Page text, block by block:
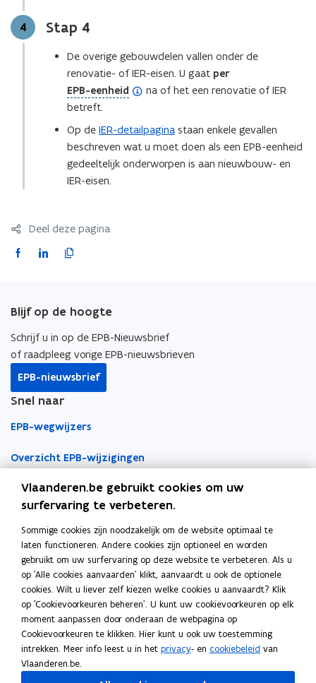
Stap
4 Stap 4
De overige gebouwdelen vallen onder de
renovatie- of IER-eisen. U gaat per
EPB-eenheid
(
o
p
e
n
d
i
i
e
na of het een renovatie of IER
betreft.
Op de IER-detailpagina staan enkele gevallen
beschreven wat u moet doen als een EPB-eenheid
gedeeltelijk onderworpen is aan nieuwbouw- en
IER-eisen.
Deel deze pagina
F
b
o
o
p
e
t
i
L
e
d
i
p
t
i
n
n
u
w
v
e
n
s
e
K
e
e
r
n
k
a
a
r
k
e
m
b
o
r
d
Blijf op de hoogte
Schrijf u in op de EPB-Nieuwsbrief
of raadpleeg vorige EPB-nieuwsbrieven
EPB-nieuwsbrief
Snel naar
EPB-wegwijzers
Overzicht EPB-wijzigingen
EPB-regelgeving
Werken als EPB-verslaggever
Erkenningsvoorwaarden
Permanente vorming
Veelgemaakte fouten
Tools
EPB-software 3G
Vlaanderen.be gebruikt cookies om uw
surfervaring te verbeteren.
Sommige cookies zijn noodzakelijk om de website optimaal te
laten functioneren. Andere cookies zijn optioneel en worden
gebruikt om uw surfervaring op deze website te verbeteren. Als u
op 'Alle cookies aanvaarden' klikt, aanvaardt u ook de optionele
cookies. Wilt u liever zelf kiezen welke cookies u aanvaardt? Klik
op 'Cookievoorkeuren beheren'. U kunt uw cookievoorkeuren op elk
moment aanpassen door onderaan de webpagina op
Cookievoorkeuren te klikken. Hier kunt u ook uw toestemming
intrekken. Meer info leest u in het privacy- en cookiebeleid van
Vlaanderen.be.